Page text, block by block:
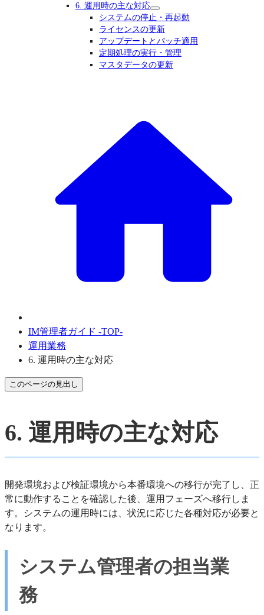
6. 運用時の主な対応
システムの停止・再起動
ライセンスの更新
アップデートとパッチ適用
定期処理の実行・管理
マスタデータの更新
IM管理者ガイド -TOP-
運用業務
6. 運用時の主な対応
このページの見出し
6. 運用時の主な対応
開発環境および検証環境から本番環境への移行が完了し、正
常に動作することを確認した後、運用フェーズへ移行しま
す。システムの運用時には、状況に応じた各種対応が必要と
なります。
システム管理者の担当業
務